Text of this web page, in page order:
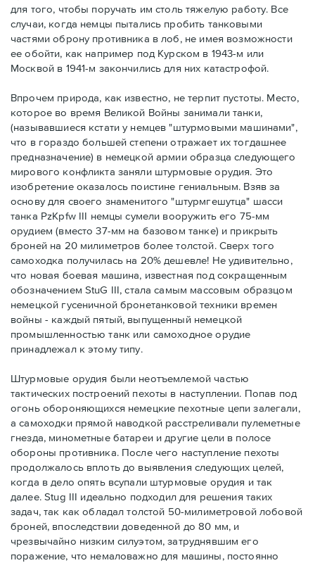
для того, чтобы поручать им столь тяжелую работу. Все
случаи, когда немцы пытались пробить танковыми
частями оброну противника в лоб, не имея возможности
ее обойти, как например под Курском в 1943-м или
Москвой в 1941-м закончились для них катастрофой.
Впрочем природа, как известно, не терпит пустоты. Место,
которое во время Великой Войны занимали танки,
(называвшиеся кстати у немцев "штурмовыми машинами",
что в гораздо большей степени отражает их тогдашнее
предназначение) в немецкой армии образца следующего
мирового конфликта заняли штурмовые орудия. Это
изобретение оказалось поистине гениальным. Взяв за
основу для своего знаменитого "штурмгешутца" шасси
танка PzKpfw III немцы сумели вооружить его 75-мм
орудием (вместо 37-мм на базовом танке) и прикрыть
броней на 20 милиметров более толстой. Сверх того
самоходка получилась на 20% дешевле! Не удивительно,
что новая боевая машина, известная под сокращенным
обозначением StuG III, стала самым массовым образцом
немецкой гусеничной бронетанковой техники времен
войны - каждый пятый, выпущенный немецкой
промышленностью танк или самоходное орудие
принадлежал к этому типу.
Штурмовые орудия были неотъемлемой частью
тактических построений пехоты в наступлении. Попав под
огонь обороняющихся немецкие пехотные цепи залегали,
а самоходки прямой наводкой расстреливали пулеметные
гнезда, минометные батареи и другие цели в полосе
обороны противника. После чего наступление пехоты
продолжалось вплоть до выявления следующих целей,
когда в дело опять всупали штурмовые орудия и так
далее. Stug III идеально подходил для решения таких
задач, так как обладал толстой 50-милиметровой лобовой
броней, впоследствии доведенной до 80 мм, и
чрезвычайно низким силуэтом, затруднявшим его
поражение, что немаловажно для машины, постоянно